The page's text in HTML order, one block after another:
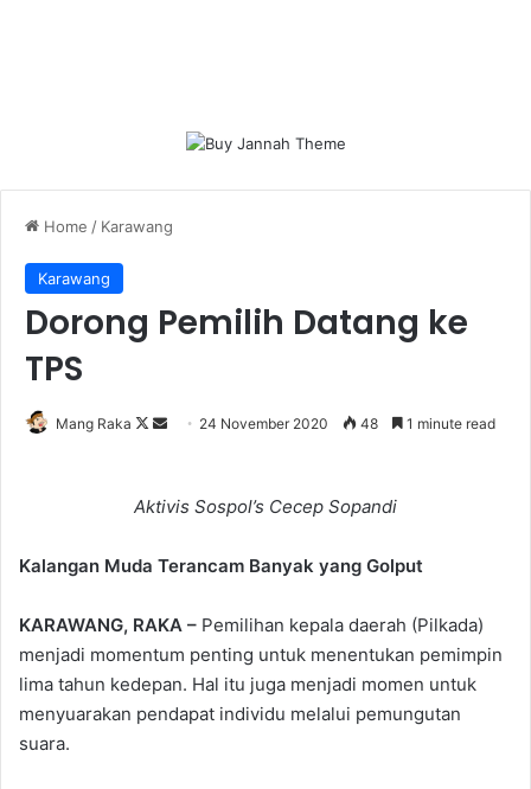
Home / Karawang
Karawang
Dorong Pemilih Datang ke
TPS
Mang Raka
Follow
Send 24 November 2020 48 1 minute read
Aktivis Sospol’s Cecep Sopandi
Kalangan Muda Terancam Banyak yang Golput
KARAWANG, RAKA – Pemilihan kepala daerah (Pilkada)
menjadi momentum penting untuk menentukan pemimpin
lima tahun kedepan. Hal itu juga menjadi momen untuk
menyuarakan pendapat individu melalui pemungutan
suara.